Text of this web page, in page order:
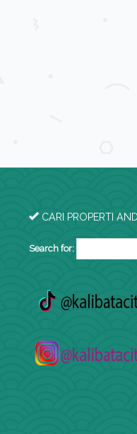
CARI PROPERTI
Search for: